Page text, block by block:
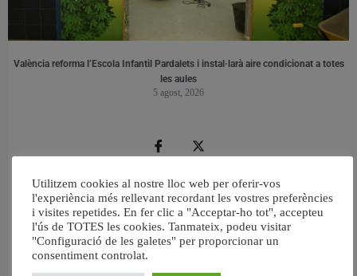
València reforma l’Escola Infantil Pardalets i instal·larà aire condicionat a totes
les aules
5 agost, 2026
Utilitzem cookies al nostre lloc web per oferir-vos
l'experiència més rellevant recordant les vostres preferències
i visites repetides. En fer clic a "Acceptar-ho tot", accepteu
l'ús de TOTES les cookies. Tanmateix, podeu visitar
"Configuració de les galetes" per proporcionar un
consentiment controlat.